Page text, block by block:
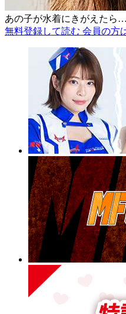
あの子が水着にきがえたら
無料登録して読む 会員の方